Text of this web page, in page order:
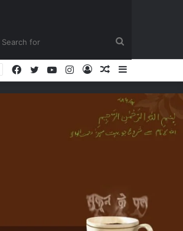
Random
Log
Instagram
YouTube
Twitter
Facebook